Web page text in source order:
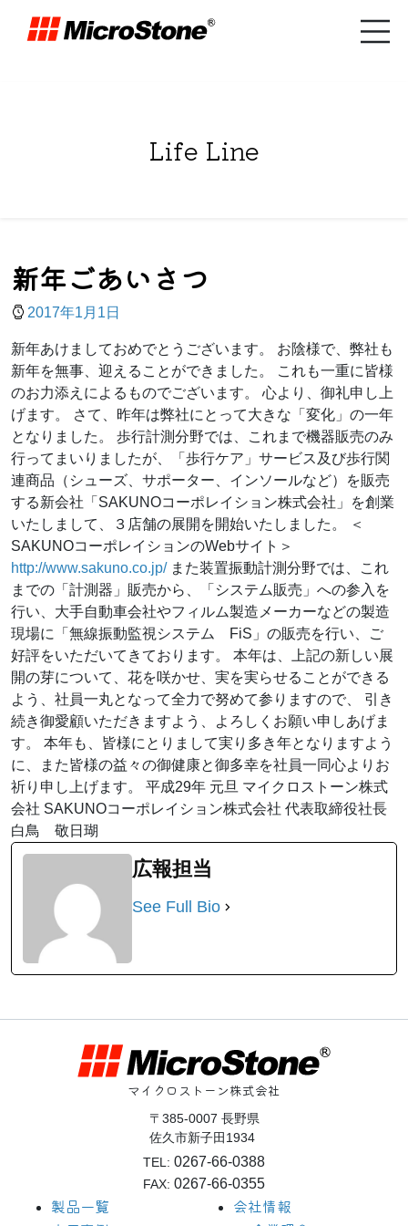
Life Line
新年ごあいさつ
2017年1月1日
新年あけましておめでとうございます。 お陰様で、弊社も
新年を無事、迎えることができました。 これも一重に皆様
のお力添えによるものでございます。 心より、御礼申し上
げます。 さて、昨年は弊社にとって大きな「変化」の一年
となりました。 歩行計測分野では、これまで機器販売のみ
行ってまいりましたが、「歩行ケア」サービス及び歩行関
連商品（シューズ、サポーター、インソールなど）を販売
する新会社「SAKUNOコーポレイション株式会社」を創業
いたしまして、３店舗の展開を開始いたしました。 ＜
SAKUNOコーポレイションのWebサイト＞
http://www.sakuno.co.jp/また装置振動計測分野では、これ
までの「計測器」販売から、「システム販売」への参入を
行い、大手自動車会社やフィルム製造メーカーなどの製造
現場に「無線振動監視システム FiS」の販売を行い、ご
好評をいただいてきております。 本年は、上記の新しい展
開の芽について、花を咲かせ、実を実らせることができる
よう、社員一丸となって全力で努めて参りますので、 引き
続き御愛顧いただきますよう、よろしくお願い申しあげま
す。 本年も、皆様にとりまして実り多き年となりますよう
に、また皆様の益々の御健康と御多幸を社員一同心よりお
祈り申し上げます。 平成29年 元旦 マイクロストーン株式
会社 SAKUNOコーポレイション株式会社 代表取締役社長
白鳥 敬日瑚
広報担当
See Full Bio
マイクロストーン株式会社
〒385-0007 長野県
佐久市新子田1934
TEL: 0267-66-0388
FAX: 0267-66-0355
製品一覧
会社情報